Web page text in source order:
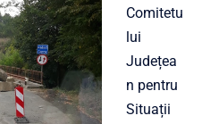
Comitetu
lui
Județea
n pentru
Situații